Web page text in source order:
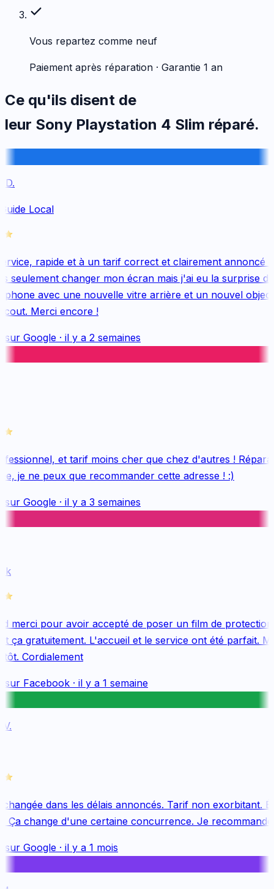
Vous repartez comme neuf
Paiement après réparation · Garantie 1 an
Ce qu'ils disent de
leur Sony Playstation 4 Slim réparé.
Local
rapide et à un tarif correct et clairement annoncé
seulement changer mon écran mais j'ai eu la surprise de
avec une nouvelle vitre arrière et un nouvel
Merci encore !
Google· il y a 2 semaines
et tarif moins cher que chez d'autres !
je ne peux que recommander cette adresse ! :)
Google· il y a 3 semaines
merci pour avoir accepté de poser un film de protection
ça gratuitement. L'accueil et le service ont été parfait.
Cordialement
Facebook· il y a 1 semaine
dans les délais annoncés. Tarif non exorbitant.
Ça change d'une certaine concurrence. Je recommande
Google· il y a 1 mois